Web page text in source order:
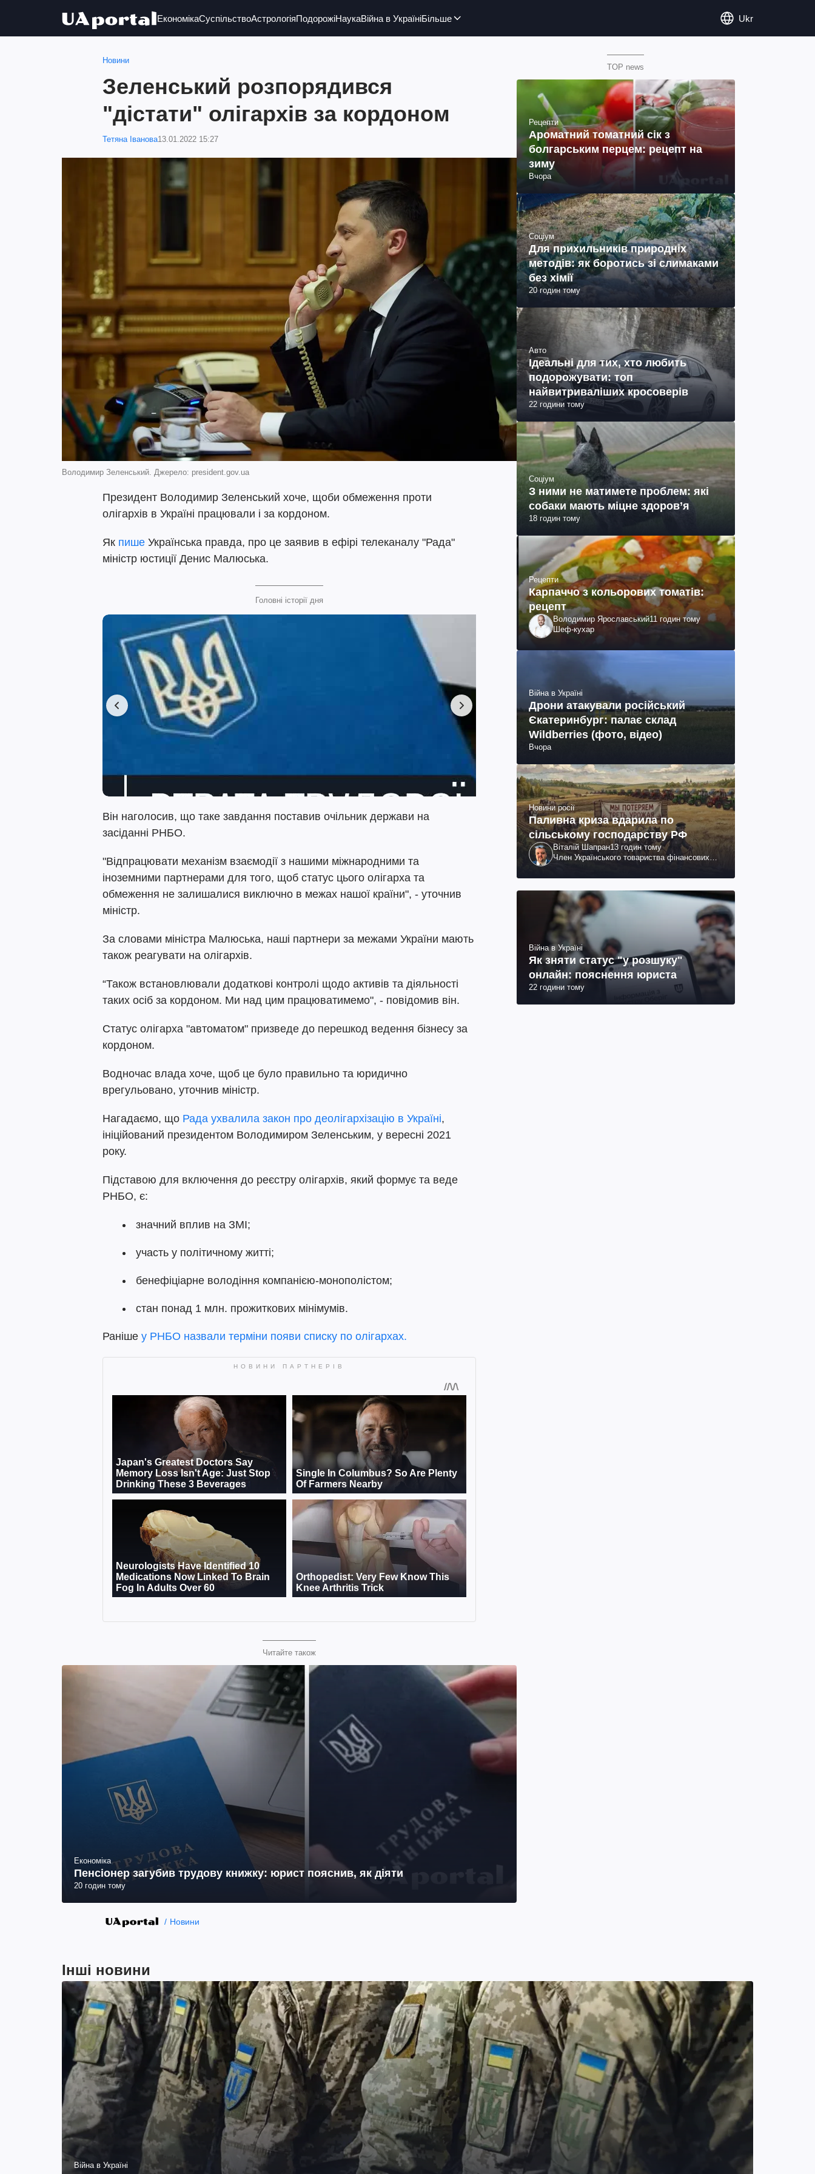
ЕкономікаСуспільствоАстрологіяПодорожіНаукаВійна в УкраїніБільше Ukr
Новини
Зеленський розпорядився
"дістати" олігархів за кордоном
Тетяна Іванова13.01.2022 15:27
Володимир Зеленський. Джерело: president.gov.ua
Президент Володимир Зеленський хоче, щоби обмеження проти
олігархів в Україні працювали і за кордоном.
Як пише Українська правда, про це заявив в ефірі телеканалу "Рада"
міністр юстиції Денис Малюська.
Головні історії дня
Він наголосив, що таке завдання поставив очільник держави на
засіданні РНБО.
"Відпрацювати механізм взаємодії з нашими міжнародними та
іноземними партнерами для того, щоб статус цього олігарха та
обмеження не залишалися виключно в межах нашої країни", - уточнив
міністр.
За словами міністра Малюська, наші партнери за межами України мають
також реагувати на олігархів.
“Також встановлювали додаткові контролі щодо активів та діяльності
таких осіб за кордоном. Ми над цим працюватимемо", - повідомив він.
Статус олігарха "автоматом" призведе до перешкод ведення бізнесу за
кордоном.
Водночас влада хоче, щоб це було правильно та юридично
врегульовано, уточнив міністр.
Нагадаємо, що Рада ухвалила закон про деолігархізацію в Україні,
ініційований президентом Володимиром Зеленським, у вересні 2021
року.
Підставою для включення до реєстру олігархів, який формує та веде
РНБО, є:
значний вплив на ЗМІ;
участь у політичному житті;
бенефіціарне володіння компанією-монополістом;
стан понад 1 млн. прожиткових мінімумів.
Раніше у РНБО назвали терміни появи списку по олігархах.
Читайте також
Економіка
Пенсіонер загубив трудову книжку: юрист пояснив, як діяти
20 годин тому
Новини
TOP news
Рецепти
Ароматний томатний сік з
болгарським перцем: рецепт на
зиму
Вчора
Соціум
Для прихильників природніх
методів: як боротись зі слимаками
без хімії
20 годин тому
Авто
Ідеальні для тих, хто любить
подорожувати: топ
найвитриваліших кросоверів
22 години тому
Соціум
З ними не матимете проблем: які
собаки мають міцне здоров’я
18 годин тому
Рецепти
Карпаччо з кольорових томатів:
рецепт
Володимир Ярославський11 годин тому
Шеф-кухар
Війна в Україні
Дрони атакували російський
Єкатеринбург: палає склад
Wildberries (фото, відео)
Вчора
Новини росії
Паливна криза вдарила по
сільському господарству РФ
Віталій Шапран13 годин тому
Член Українського товариства фінансових
Війна в Україні
Як зняти статус "у розшуку"
онлайн: пояснення юриста
22 години тому
Інші новини
Війна в Україні